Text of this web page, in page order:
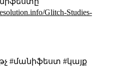
Glitch-Studies-
#մանիֆեստ #կայք